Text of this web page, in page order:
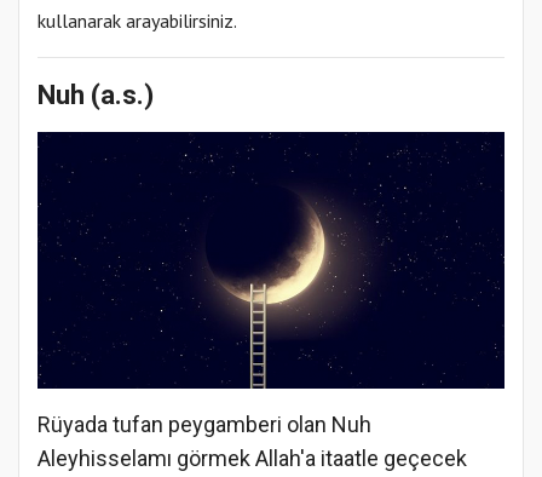
kullanarak arayabilirsiniz.
Nuh (a.s.)
Rüyada tufan peygamberi olan Nuh
Aleyhisselamı görmek Allah'a itaatle geçecek